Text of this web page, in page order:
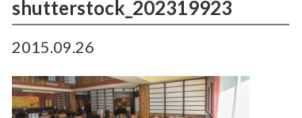
shutterstock_202319923
2015.09.26